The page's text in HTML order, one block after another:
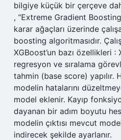
bilgiye küçük bir çerçeve
, “Extreme Gradient
karar ağaçları üzerinde
boosting algoritmasıdır.
XGBoost’un bazı özellikleri :
regresyon ve sıralama
tahmin (base score) yapılır.
modelin hatalarını
model eklenir. Kayıp
dayanan bir adım boyutu
modelin çıktısı mevcut
indirecek şekilde ayarlanır.